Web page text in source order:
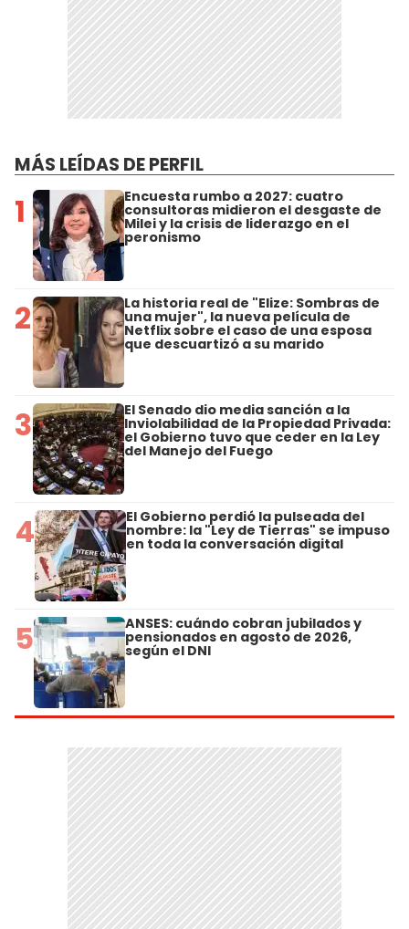
MÁS LEÍDAS DE PERFIL
1 Encuesta rumbo a 2027: cuatro
consultoras midieron el desgaste de
Milei y la crisis de liderazgo en el
peronismo
2 La historia real de "Elize: Sombras de
una mujer", la nueva película de
Netflix sobre el caso de una esposa
que descuartizó a su marido
3 El Senado dio media sanción a la
Inviolabilidad de la Propiedad Privada:
el Gobierno tuvo que ceder en la Ley
del Manejo del Fuego
4 El Gobierno perdió la pulseada del
nombre: la "Ley de Tierras" se impuso
en toda la conversación digital
5 ANSES: cuándo cobran jubilados y
pensionados en agosto de 2026,
según el DNI